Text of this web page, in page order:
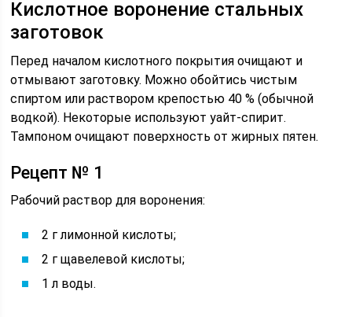
Кислотное воронение стальных
заготовок
Перед началом кислотного покрытия очищают и
отмывают заготовку. Можно обойтись чистым
спиртом или раствором крепостью 40 % (обычной
водкой). Некоторые используют уайт-спирит.
Тампоном очищают поверхность от жирных пятен.
Рецепт № 1
Рабочий раствор для воронения:
2 г лимонной кислоты;
2 г щавелевой кислоты;
1 л воды.